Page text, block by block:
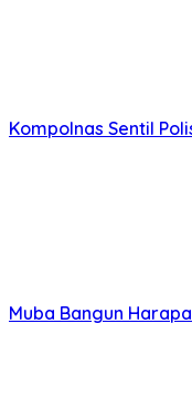
Kompolnas Sentil
Muba Bangun